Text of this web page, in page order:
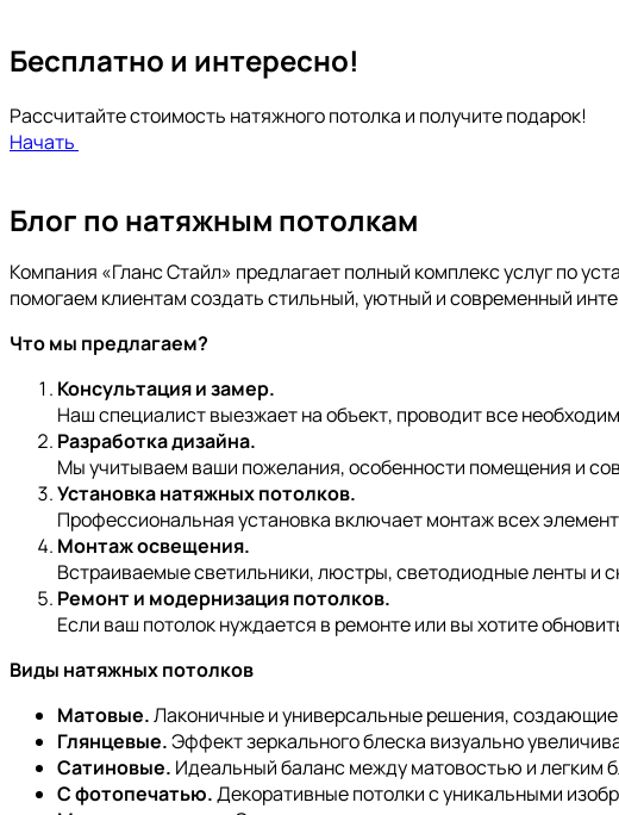
Бесплатно и интересно!
Рассчитайте стоимость натяжного потолка и получите подарок!
Начать
Блог по натяжным потолкам
Компания «Гланс Стайл» предлагает полный комплекс услуг по
помогаем клиентам создать стильный, уютный и современный
Что мы предлагаем?
Консультация и замер.
Наш специалист выезжает на объект, проводит все
Разработка дизайна.
Мы учитываем ваши пожелания, особенности помещения и
Установка натяжных потолков.
Профессиональная установка включает монтаж всех
Монтаж освещения.
Встраиваемые светильники, люстры, светодиодные ленты и
Ремонт и модернизация потолков.
Если ваш потолок нуждается в ремонте или вы хотите
Виды натяжных потолков
Матовые.Лаконичные и универсальные решения,
Глянцевые.Эффект зеркального блеска визуально
Сатиновые. Идеальный баланс между матовостью и легким
С фотопечатью.Декоративные потолки с уникальными